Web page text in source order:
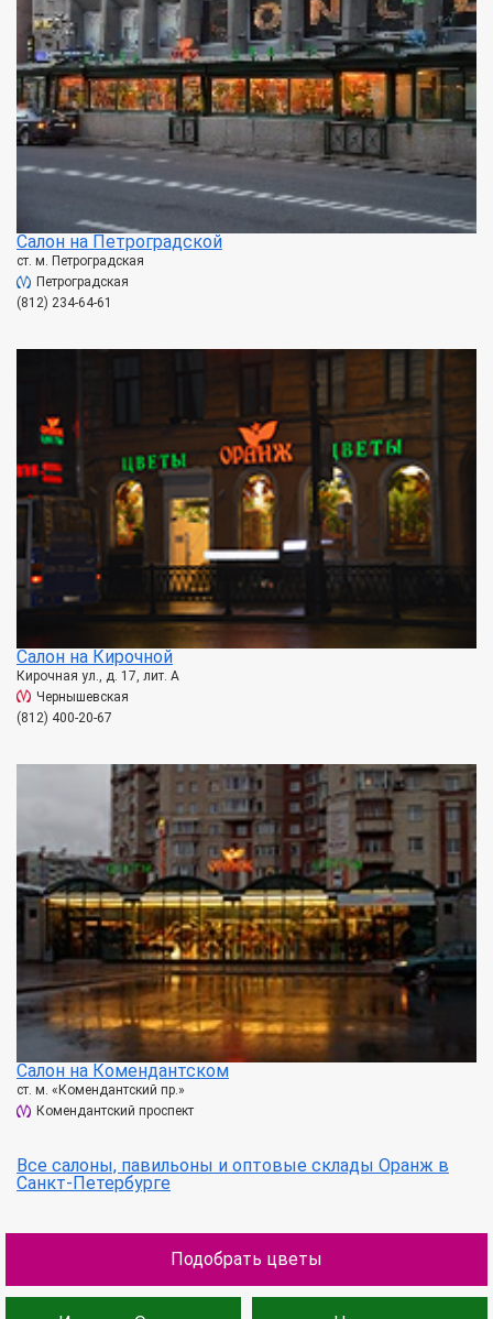
Салон на Петроградской
ст. м. Петроградская
Петроградская
(812) 234-64-61
Салон на Кирочной
Кирочная ул., д. 17, лит. А
Чернышевская
(812) 400-20-67
Салон на Комендантском
ст. м. «Комендантский пр.»
Комендантский проспект
Все салоны, павильоны и оптовые склады Оранж в
Санкт-Петербурге
Подобрать цветы